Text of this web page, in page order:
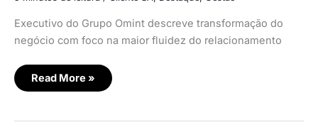
Executivo do Grupo Omint descreve transformação do
negócio com foco na maior fluidez do relacionamento
Read More »